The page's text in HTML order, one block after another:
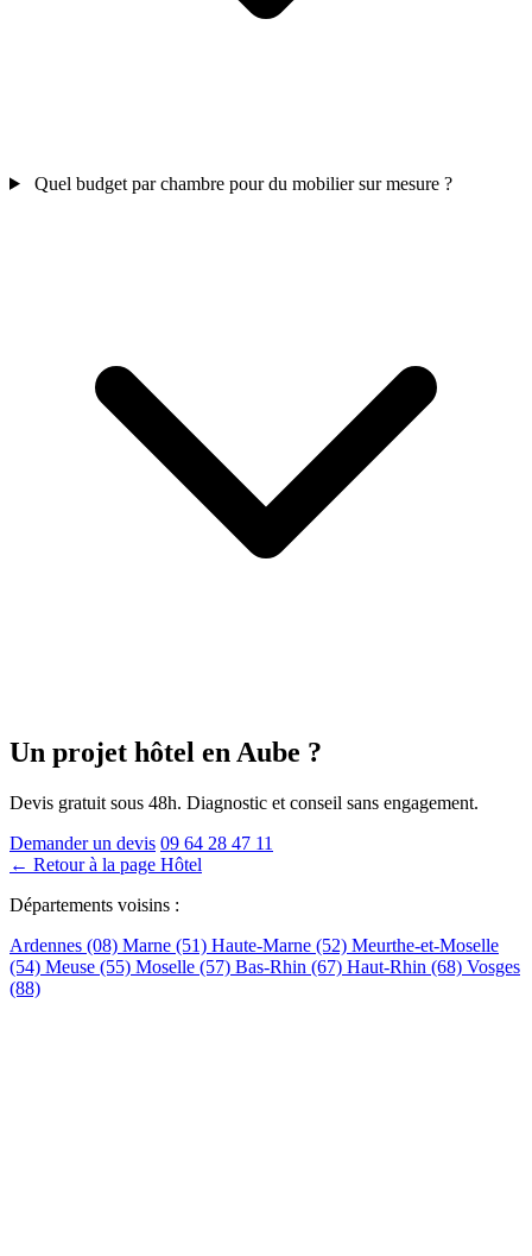
Quel budget par chambre pour du mobilier sur mesure ?
Un projet hôtel en Aube ?
Devis gratuit sous 48h. Diagnostic et conseil sans engagement.
Demander un devis 09 64 28 47 11
← Retour à la page Hôtel
Départements voisins :
Ardennes (08) Marne (51) Haute-Marne (52) Meurthe-et-Moselle
(54) Meuse (55) Moselle (57) Bas-Rhin (67) Haut-Rhin (68) Vosges
(88)